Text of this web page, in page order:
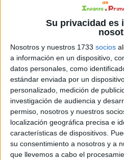
Su privacidad es
Nosotros y nuestros 1733 socios
a información en un dispositivo,
datos personales, como
estándar enviada por un
personalizado, medición de
investigación de audiencia y
permiso, nosotros y nuestros
localización geográfica precisa e
características de dispositivos.
su consentimiento a nosotros y a
que llevemos a cabo el
2º